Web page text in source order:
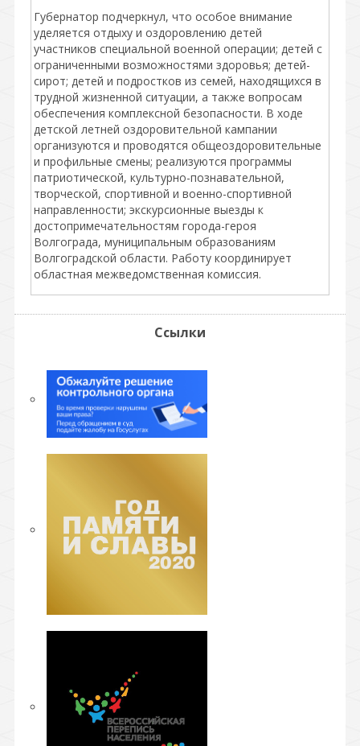
Губернатор подчеркнул, что особое внимание
уделяется отдыху и оздоровлению детей
участников специальной военной операции; детей с
ограниченными возможностями здоровья; детей-
сирот; детей и подростков из семей, находящихся в
трудной жизненной ситуации, а также вопросам
обеспечения комплексной безопасности. В ходе
детской летней оздоровительной кампании
организуются и проводятся общеоздоровительные
и профильные смены; реализуются программы
патриотической, культурно-познавательной,
творческой, спортивной и военно-спортивной
направленности; экскурсионные выезды к
достопримечательностям города-героя
Волгограда, муниципальным образованиям
Волгоградской области. Работу координирует
областная межведомственная комиссия.
Ссылки